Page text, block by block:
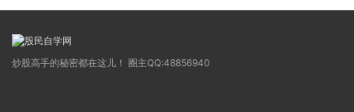
炒股高手的秘密都在这儿！ 圈主QQ:48856940